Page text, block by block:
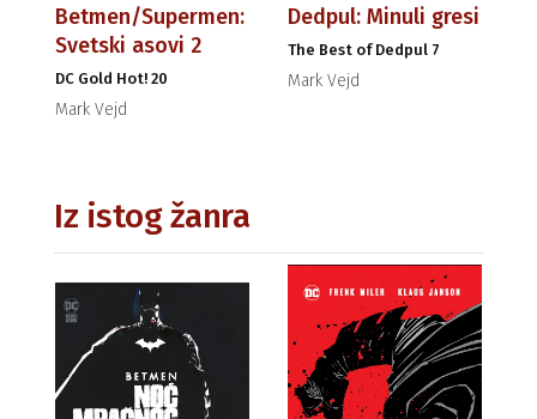
Betmen/Supermen:
Svetski asovi 2
DC Gold Hot! 20
Mark Vejd
Dedpul: Minuli gresi
The Best of Dedpul 7
Mark Vejd
Iz istog žanra